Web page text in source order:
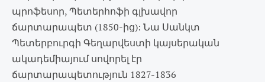
պրոֆեսոր, Պետերհոֆի գլխավոր
ճարտարապետ (1850-ից): Նա Սանկտ
Պետերբուրգի Գեղարվեստի կայսերական
ակադեմիայում սովորել էր
ճարտարապետություն 1827-1836